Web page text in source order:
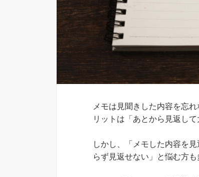
メモは見聞きした内容を忘
リットは「あとから見返し
しかし、「メモした内容を
らず見返せない」と悩む方